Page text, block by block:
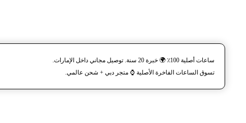
ساعات أصلية 100٪ 🌍 خبرة 20 سنة. توصيل مجاني داخل الإمارات.
تسوق الساعات الفاخرة الأصلية ⌚️ متجر دبي + شحن عالمي.